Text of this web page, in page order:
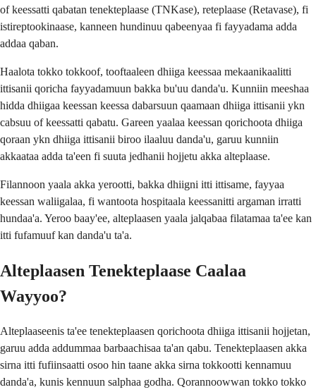
of keessatti qabatan tenekteplaase (TNKase), reteplaase (Retavase), fi
istireptookinaase, kanneen hundinuu qabeenyaa fi fayyadama adda
addaa qaban.
Haalota tokko tokkoof, tooftaaleen dhiiga keessaa mekaanikaalitti
ittisanii qoricha fayyadamuun bakka bu'uu danda'u. Kunniin meeshaa
hidda dhiigaa keessan keessa dabarsuun qaamaan dhiiga ittisanii ykn
cabsuu of keessatti qabatu. Gareen yaalaa keessan qorichoota dhiiga
qoraan ykn dhiiga ittisanii biroo ilaaluu danda'u, garuu kunniin
akkaataa adda ta'een fi suuta jedhanii hojjetu akka alteplaase.
Filannoon yaala akka yerootti, bakka dhiigni itti ittisame, fayyaa
keessan waliigalaa, fi wantoota hospitaala keessanitti argaman irratti
hundaa'a. Yeroo baay'ee, alteplaasen yaala jalqabaa filatamaa ta'ee kan
itti fufamuuf kan danda'u ta'a.
Alteplaasen Tenekteplaase Caalaa
Wayyoo?
Alteplaaseenis ta'ee tenekteplaasen qorichoota dhiiga ittisanii hojjetan,
garuu adda addummaa barbaachisaa ta'an qabu. Tenekteplaasen akka
sirna itti fufiinsaatti osoo hin taane akka sirna tokkootti kennamuu
danda'a, kunis kennuun salphaa godha. Qorannoowwan tokko tokko